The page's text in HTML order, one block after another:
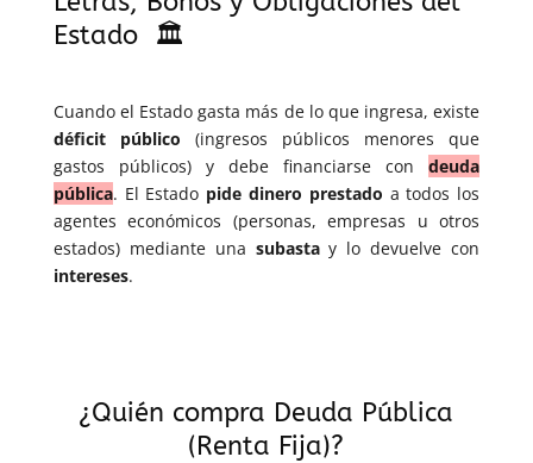
Estado 🏛️
Cuando el Estado gasta más de lo que ingresa, existe
déficit público (ingresos públicos menores que
gastos públicos) y debe financiarse condeuda
pública. El Estado pide dinero prestado a todos los
agentes económicos (personas, empresas u otros
estados) mediante una subastay lo devuelve con
intereses.
¿Quién compra Deuda Pública
(Renta Fija)?